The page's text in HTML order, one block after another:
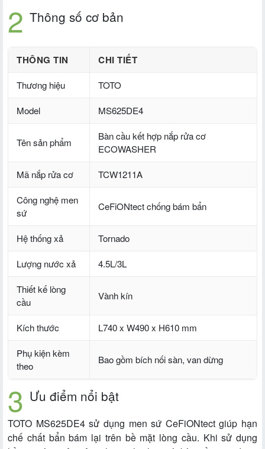
Thông số cơ bản
THÔNG TIN CHI TIẾT
Thương hiệu TOTO
Model MS625DE4
Tên sản phẩm
Bàn cầu kết hợp nắp rửa cơ
ECOWASHER
Mã nắp rửa cơ TCW1211A
Công nghệ men
sứ
CeFiONtect chống bám bẩn
Hệ thống xả Tornado
Lượng nước xả 4.5L/3L
Thiết kế lòng
cầu
Vành kín
Kích thước L740 x W490 x H610 mm
Phụ kiện kèm
theo
Bao gồm bích nối sàn, van dừng
Ưu điểm nổi bật
TOTO MS625DE4 sử dụng men sứ CeFiONtect giúp hạn
chế chất bẩn bám lại trên bề mặt lòng cầu. Khi sử dụng